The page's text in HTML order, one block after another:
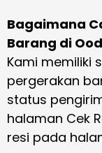
Bagaimana
Barang di
Kami memiliki
pergerakan
status
halaman Cek
resi pada